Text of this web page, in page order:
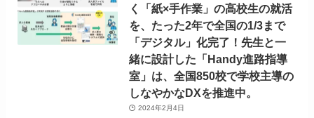
く「紙×手作業」の高校生の就活
を、たった2年で全国の1/3まで
「デジタル」化完了！先生と一
緒に設計した「Handy進路指導
室」は、全国850校で学校主導の
しなやかなDXを推進中。
2024年2月4日